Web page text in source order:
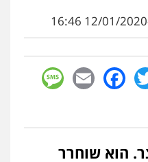
משרד עורכי דין
Twitter
Facebook
Email
הוא שוחרר